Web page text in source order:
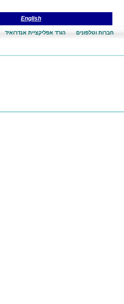
English
חברות וטלפונים הורד אפליקציית אנדרואיד